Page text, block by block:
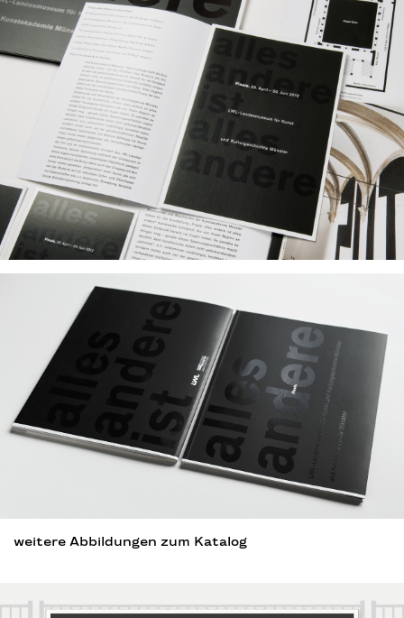
weitere Abbildungen zum Katalog